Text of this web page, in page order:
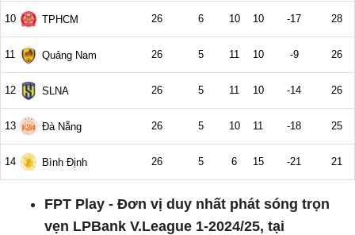
FPT Play - Đơn vị duy nhất phát sóng trọn
vẹn LPBank V.League 1-2024/25, tại